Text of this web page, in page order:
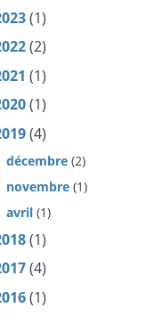
(1)
(2)
(1)
(1)
(4)
décembre (2)
novembre (1)
avril (1)
(1)
(4)
(1)